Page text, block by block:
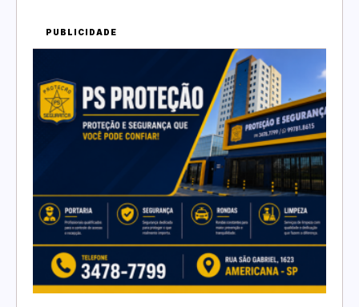
PUBLICIDADE